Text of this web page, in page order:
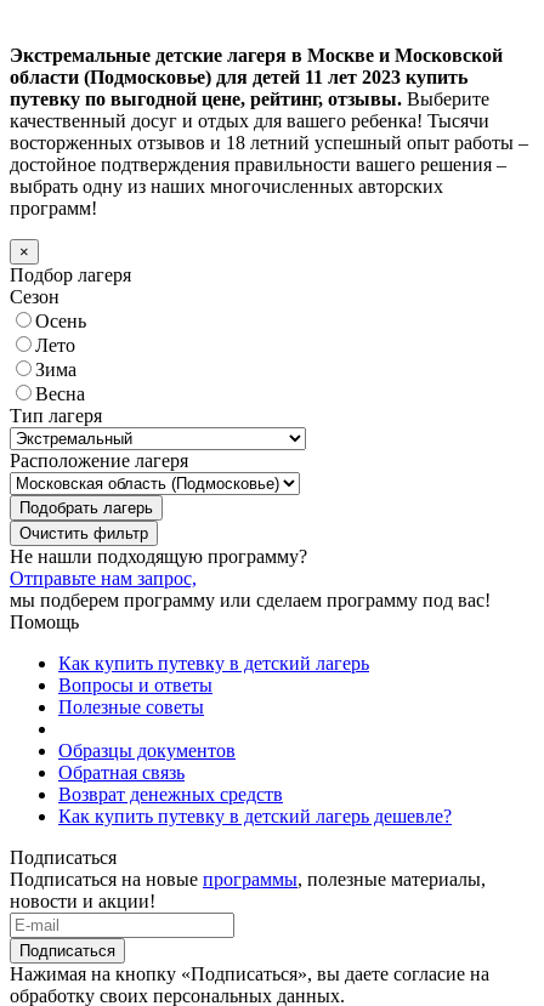
Экстремальные детские лагеря в Москве и Московской
области (Подмосковье) для детей 11 лет 2023 купить
путевку по выгодной цене, рейтинг, отзывы. Выберите
качественный досуг и отдых для вашего ребенка! Тысячи
восторженных отзывов и 18 летний успешный опыт работы –
достойное подтверждения правильности вашего решения –
выбрать одну из наших многочисленных авторских
программ!
×
Подбор лагеря
Сезон
Осень
Лето
Зима
Весна
Тип лагеря
Расположение лагеря
Подобрать лагерь
Не нашли подходящую программу?
Отправьте нам запрос,
мы подберем программу или сделаем программу под вас!
Помощь
Как купить путевку в детский лагерь
Вопросы и ответы
Полезные советы
Образцы документов
Обратная связь
Возврат денежных средств
Как купить путевку в детский лагерь дешевле?
Подписаться
Подписаться на новые программы, полезные материалы,
новости и акции!
Подписаться
Нажимая на кнопку «Подписаться», вы даете согласие на
обработку своих персональных данных.